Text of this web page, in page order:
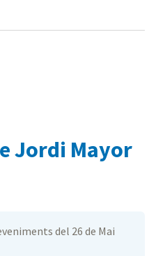
Jordi Mayor
del 26 de Mai